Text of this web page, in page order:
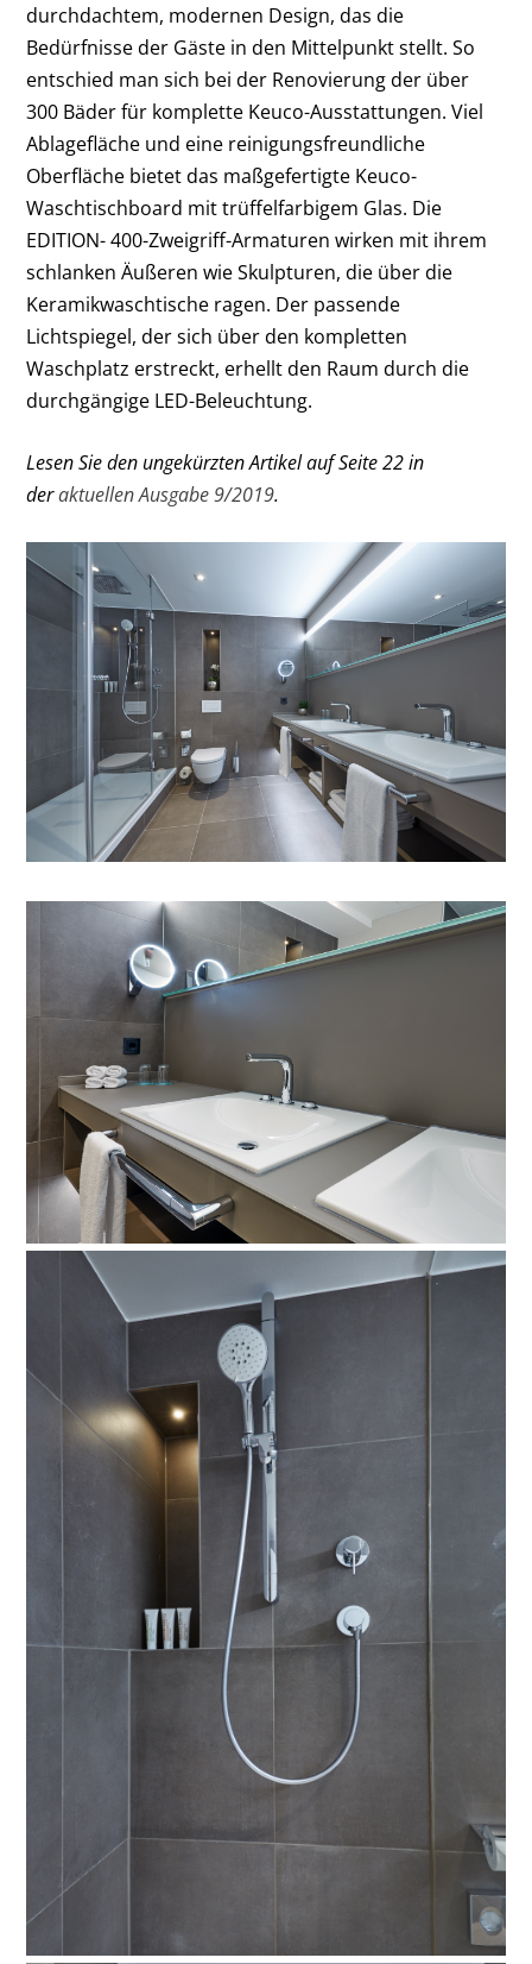
durchdachtem, modernen Design, das die
Bedürfnisse der Gäste in den Mittelpunkt stellt. So
entschied man sich bei der Renovierung der über
300 Bäder für komplette Keuco-Ausstattungen. Viel
Ablagefläche und eine reinigungsfreundliche
Oberfläche bietet das maßgefertigte Keuco-
Waschtischboard mit trüffelfarbigem Glas. Die
EDITION- 400-Zweigriff-Armaturen wirken mit ihrem
schlanken Äußeren wie Skulpturen, die über die
Keramikwaschtische ragen. Der passende
Lichtspiegel, der sich über den kompletten
Waschplatz erstreckt, erhellt den Raum durch die
durchgängige LED-Beleuchtung.
Lesen Sie den ungekürzten Artikel auf Seite 22 in
deraktuellen Ausgabe 9/2019.